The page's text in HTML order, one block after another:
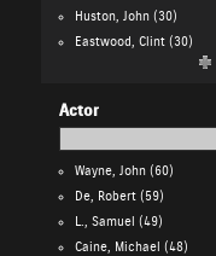
Huston, John(30)
Eastwood, Clint(30)
Actor
Wayne, John(60)
De, Robert(59)
L., Samuel (49)
Caine, Michael (48)